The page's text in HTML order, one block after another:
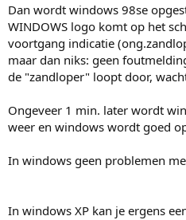
Dan wordt windows 98se
WINDOWS logo komt op het
voortgang indicatie
maar dan niks: geen
de "zandloper" loopt door,
Ongeveer 1 min. later wordt
weer en windows wordt goed
In windows geen problemen
In windows XP kan je ergens